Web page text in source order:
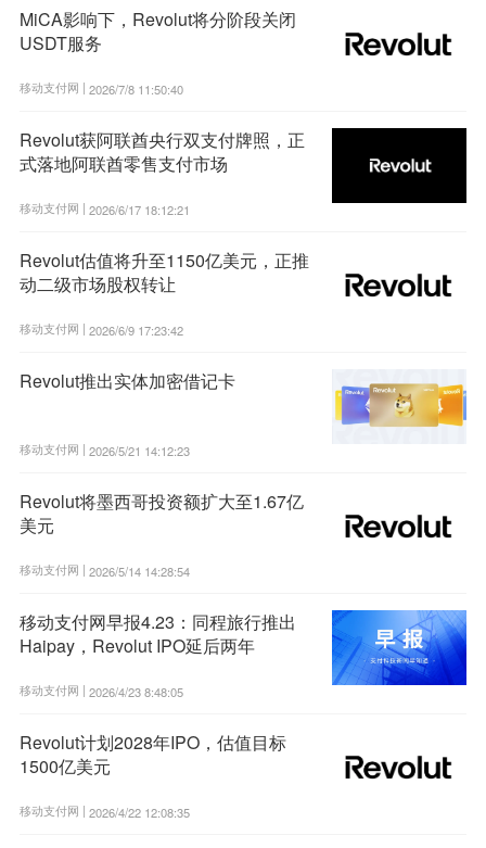
MiCA影响下，Revolut将分阶段关闭
USDT服务
移动支付网 | 2026/7/8 11:50:40
Revolut获阿联酋央行双支付牌照，正
式落地阿联酋零售支付市场
移动支付网 | 2026/6/17 18:12:21
Revolut估值将升至1150亿美元，正推
动二级市场股权转让
移动支付网 | 2026/6/9 17:23:42
Revolut推出实体加密借记卡
移动支付网 | 2026/5/21 14:12:23
Revolut将墨西哥投资额扩大至1.67亿
美元
移动支付网 | 2026/5/14 14:28:54
移动支付网早报4.23：同程旅行推出
Haipay，Revolut IPO延后两年
移动支付网 | 2026/4/23 8:48:05
Revolut计划2028年IPO，估值目标
1500亿美元
移动支付网 | 2026/4/22 12:08:35